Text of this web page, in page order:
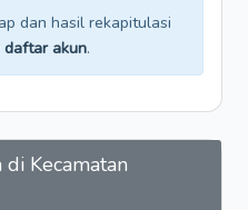
dan hasil rekapitulasi
daftar akun.
Kecamatan